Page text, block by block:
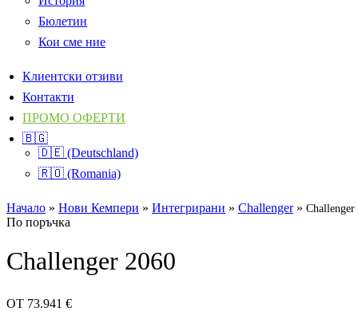
Бюлетин
Кои сме ние
Клиентски отзиви
Контакти
ПРОМО ОФЕРТИ
🇧🇬
🇩🇪 (Deutschland)
🇷🇴 (Romania)
Начало » Нови Кемпери » Интегрирани » Challenger» Challenger
По поръчка
Challenger 2060
ОТ 73.941 €